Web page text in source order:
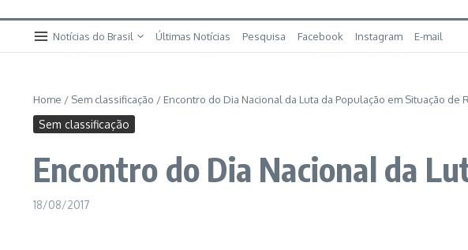
Notícias do Brasil Últimas Notícias Pesquisa Facebook Instagram E-mail
Home / Sem classificação / Encontro do Dia Nacional da Luta da População em Situação de
Sem classificação
Encontro do Dia Nacional da
18/08/2017